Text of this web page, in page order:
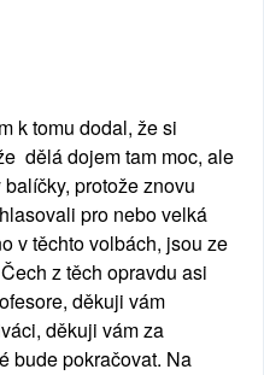
k tomu dodal, že si
dělá dojem tam moc, ale
protože znovu
pro nebo velká
v těchto volbách, jsou ze
z těch opravdu asi
děkuji vám
děkuji vám za
bude pokračovat. Na